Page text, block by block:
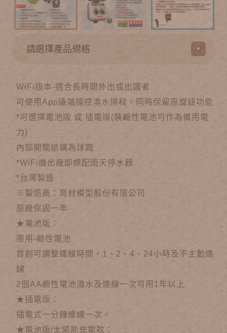
WiFi版本-適合長時間外出或出國者
可使用App遠端操控澆水排程，同時保留原旋鈕功能
*可選擇電池版 或 插電版(裝鹼性電池可作為備用電
力)
內部開關結構為球閥
*WiFi機出廠即標配雨天停水器
*台灣製造
※製造商：育材模型股份有限公司
原廠保固一年
★電池版：
限用-鹼性電池
首創可調整連線時間，1、2、4、24小時及不主動連
線
2個AA鹼性電池澆水及連線一次可用1年以上
★插電版：
插電式一分鐘連線一次。
★電池版/太陽能充電款：